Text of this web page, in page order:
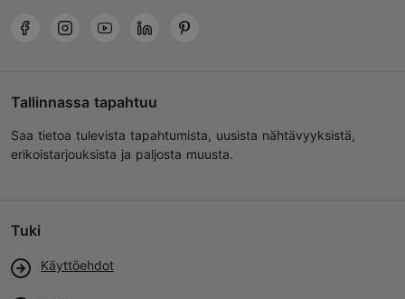
Tallinnassa tapahtuu
Saa tietoa tulevista tapahtumista, uusista nähtävyyksistä,
erikoistarjouksista ja paljosta muusta.
Tuki
Käyttöehdot